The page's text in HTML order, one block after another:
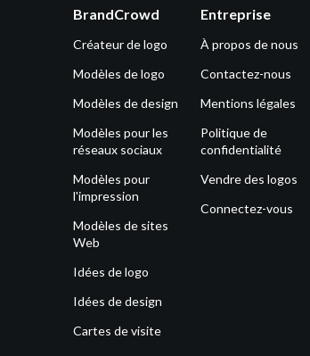
BrandCrowd
Créateur de logo
Modèles de logo
Modèles de design
Modèles pour les
réseaux sociaux
Modèles pour
l'impression
Modèles de sites
Web
Idées de logo
Idées de design
Cartes de visite
Entreprise
À propos de nous
Contactez-nous
Mentions légales
Politique de
confidentialité
Vendre des logos
Connectez-vous